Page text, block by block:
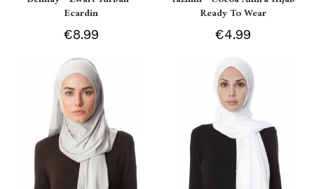
Ecardin
€8.99
Ready To Wear
€4.99